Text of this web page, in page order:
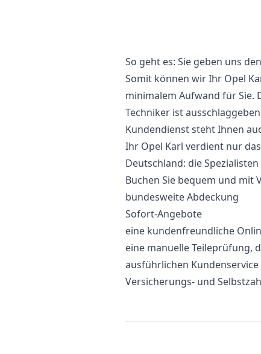
So geht es: Sie geben uns
Somit können wir Ihr Opel
minimalem Aufwand für Sie.
Techniker ist
Kundendienst steht Ihnen
Ihr Opel Karl verdient nur
Deutschland: die
Buchen Sie bequem und mit
bundesweite Abdeckung
Sofort-Angebote
eine kundenfreundliche
eine manuelle Teileprüfung,
ausführlichen Kundenservice
Versicherungs- und